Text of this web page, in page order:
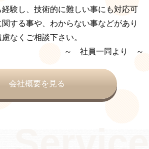
験し、技術的に難しい事にも対応可
する事や、わからない事などがあり
なくご相談下さい。
～ 社員一同より ～
会社概要を見る